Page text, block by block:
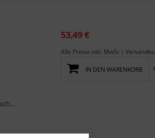
From Marriages to Coalitions: A Soft CSP Approach.- Solving CSPs with Naming Games.- An Efficient...
53,49 €
Alle Preise inkl. MwSt |
IN DEN WARENKORB